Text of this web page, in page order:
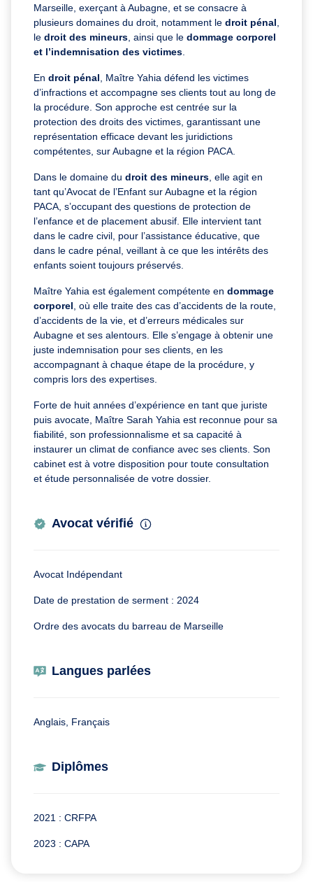
Marseille, exerçant à Aubagne, et se consacre à
plusieurs domaines du droit, notamment le droit pénal,
le droit des mineurs, ainsi que le dommage corporel
et l’indemnisation des victimes.
En droit pénal, Maître Yahia défend les victimes
d’infractions et accompagne ses clients tout au long de
la procédure. Son approche est centrée sur la
protection des droits des victimes, garantissant une
représentation efficace devant les juridictions
compétentes, sur Aubagne et la région PACA.
Dans le domaine du droit des mineurs, elle agit en
tant qu’Avocat de l’Enfant sur Aubagne et la région
PACA, s’occupant des questions de protection de
l’enfance et de placement abusif. Elle intervient tant
dans le cadre civil, pour l’assistance éducative, que
dans le cadre pénal, veillant à ce que les intérêts des
enfants soient toujours préservés.
Maître Yahia est également compétente en dommage
corporel, où elle traite des cas d’accidents de la route,
d’accidents de la vie, et d’erreurs médicales sur
Aubagne et ses alentours. Elle s’engage à obtenir une
juste indemnisation pour ses clients, en les
accompagnant à chaque étape de la procédure, y
compris lors des expertises.
Forte de huit années d’expérience en tant que juriste
puis avocate, Maître Sarah Yahia est reconnue pour sa
fiabilité, son professionnalisme et sa capacité à
instaurer un climat de confiance avec ses clients. Son
cabinet est à votre disposition pour toute consultation
et étude personnalisée de votre dossier.
Avocat vérifié
Avocat Indépendant
Date de prestation de serment : 2024
Ordre des avocats du barreau de Marseille
Langues parlées
Anglais, Français
Diplômes
2021 : CRFPA
2023 : CAPA